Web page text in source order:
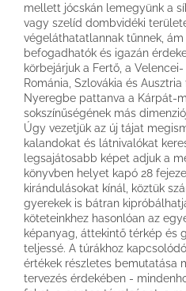
mellett jócskán lemegyünk a
vagy szelíd dombvidéki
végeláthatatlannak tűnnek,
befogadhatók és igazán
körbejárjuk a Fertő, a
Románia, Szlovákia és
Nyeregbe pattanva a Kárpát-
sokszínűségének más
Úgy vezetjük az új tájat
kalandokat és látnivalókat
legsajátosabb képet adjuk a
könyvben helyet kapó 28
kirándulásokat kínál, köztük
gyerekek is bátran
köteteinkhez hasonlóan az
képanyag, áttekintő térkép és
teljessé. A túrákhoz
értékek részletes bemutatása
tervezés érdekében -